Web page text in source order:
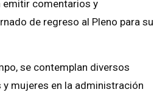
emitir comentarios y
de regreso al Pleno para su
se contemplan diversos
mujeres en la administración